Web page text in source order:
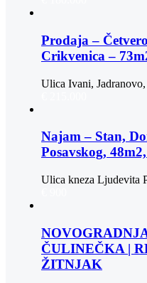
Prodaja –
Crikvenica –
Ulica Ivani,
Najam – Stan,
Posavskog,
Ulica kneza Ljudevita
ČULINEČKA |
ŽITNJAK